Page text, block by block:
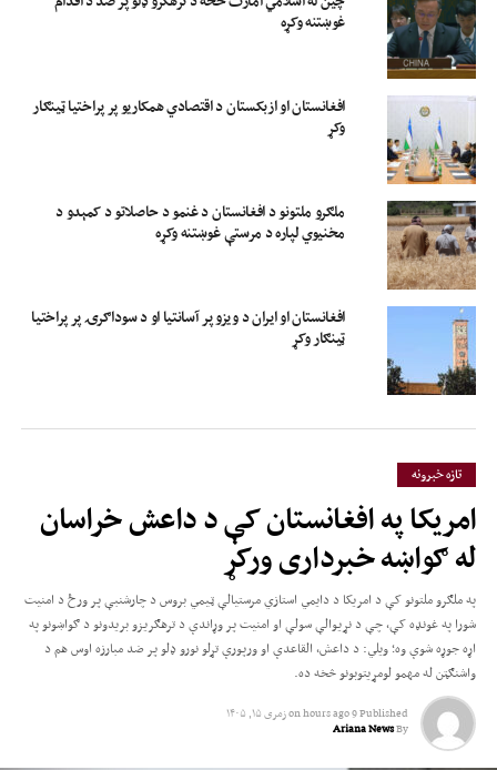
غوښتنه وکړه
افغانستان او ازبکستان د اقتصادي همکاریو پر پراختیا ټینګار
وکړ
ملګرو ملتونو د افغانستان د غنمو د حاصلاتو د کمېدو د
مخنیوي لپاره د مرستې غوښتنه وکړه
افغانستان او ایران د ویزو پر آسانتیا او د سوداګرۍ پر پراختیا
ټینګار وکړ
تازه خبرونه
امریکا په افغانستان کې د داعش خراسان
له ګواښه خبرداری ورکړ
په ملګرو ملتونو کې د امریکا د دایمي استازي مرستیالې ټیمي بروس د چارشنبې پر ورځ د امنیت
شورا په غونډه کې، چې د نړیوالې سولې او امنیت پر وړاندې د ترهګریزو بریدونو د ګواښونو په
اړه جوړه شوې وه؛ ویلي: د داعش، القاعدې او ورپورې تړلو نورو ډلو پر ضد مبارزه اوس هم د
واشنګټن له مهمو لومړیتوبونو څخه ده.
Published
9 hours ago
onزمری ۱۵, ۱۴۰۵
By
Ariana News